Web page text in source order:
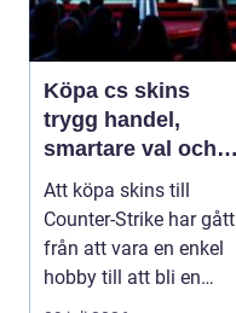
Köpa cs skins
trygg handel,
smartare val och
bättre affärer
Att köpa skins till
Counter-Strike har gått
från att vara en enkel
hobby till att bli en
egen liten ...